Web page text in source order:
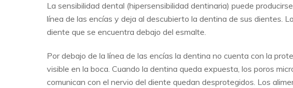
La sensibilidad dental (hipersensibilidad dentinaria) puede
línea de las encías y deja al descubierto la dentina de sus dientes.
diente que se encuentra debajo del esmalte.
Por debajo de la línea de las encías la dentina no cuenta con la
visible en la boca. Cuando la dentina queda expuesta, los poros
comunican con el nervio del diente quedan desprotegidos. Los